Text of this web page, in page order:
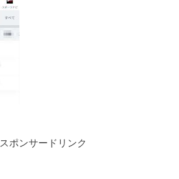
スポンサードリンク